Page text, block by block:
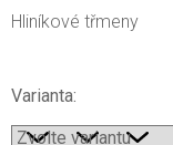
Hliníkové třmeny
Varianta: